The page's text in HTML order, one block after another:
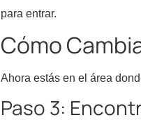
para entrar.
Cómo
Ahora estás en el área
Paso 3: